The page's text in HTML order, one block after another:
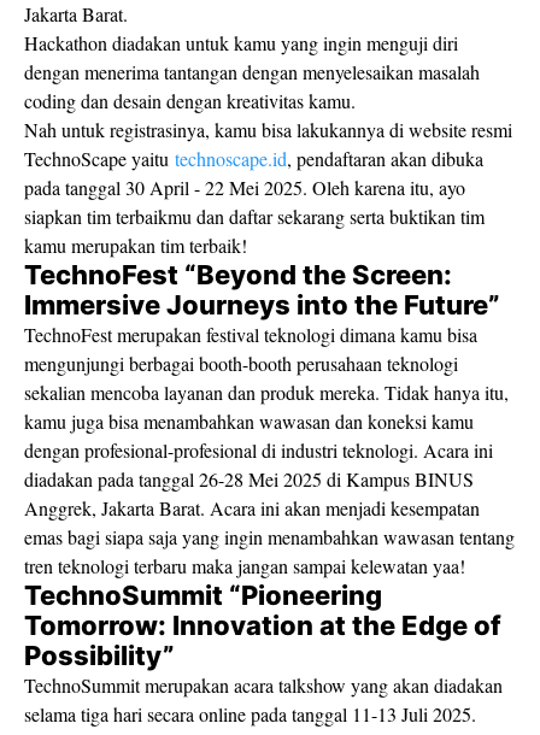
Jakarta Barat.
Hackathon diadakan untuk kamu yang ingin menguji diri
dengan menerima tantangan dengan menyelesaikan masalah
coding dan desain dengan kreativitas kamu.
Nah untuk registrasinya, kamu bisa lakukannya di website resmi
TechnoScape yaitu technoscape.id, pendaftaran akan dibuka
pada tanggal 30 April - 22 Mei 2025. Oleh karena itu, ayo
siapkan tim terbaikmu dan daftar sekarang serta buktikan tim
kamu merupakan tim terbaik!
TechnoFest “Beyond the Screen:
Immersive Journeys into the Future”
TechnoFest merupakan festival teknologi dimana kamu bisa
mengunjungi berbagai booth-booth perusahaan teknologi
sekalian mencoba layanan dan produk mereka. Tidak hanya itu,
kamu juga bisa menambahkan wawasan dan koneksi kamu
dengan profesional-profesional di industri teknologi. Acara ini
diadakan pada tanggal 26-28 Mei 2025 di Kampus BINUS
Anggrek, Jakarta Barat. Acara ini akan menjadi kesempatan
emas bagi siapa saja yang ingin menambahkan wawasan tentang
tren teknologi terbaru maka jangan sampai kelewatan yaa!
TechnoSummit “Pioneering
Tomorrow: Innovation at the Edge of
Possibility”
TechnoSummit merupakan acara talkshow yang akan diadakan
selama tiga hari secara online pada tanggal 11-13 Juli 2025.